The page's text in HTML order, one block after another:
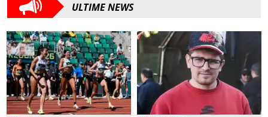
ULTIME NEWS